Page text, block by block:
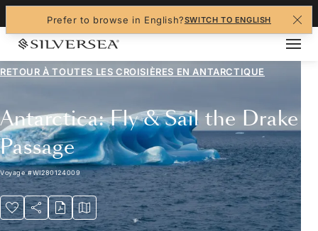
Prefer to browse in English?SWITCH TO ENGLISH
RETOUR À TOUTES LESCROISIÈRES EN ANTARCTIQUE
Antarctica: Fly & Sail the Drake
Passage
Voyage#WI280124009